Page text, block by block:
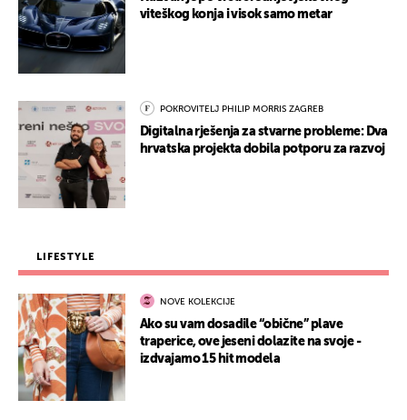
viteškog konja i visok samo metar
POKROVITELJ PHILIP MORRIS ZAGREB
Digitalna rješenja za stvarne probleme: Dva
hrvatska projekta dobila potporu za razvoj
LIFESTYLE
NOVE KOLEKCIJE
Ako su vam dosadile “obične” plave
traperice, ove jeseni dolazite na svoje -
izdvajamo 15 hit modela